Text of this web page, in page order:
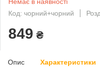
Код: чорний+чорний
849 ₴
Опис Характеристики